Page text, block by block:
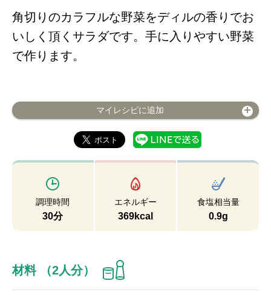
角切りのカラフルな野菜をディルの香りでお
いしく頂くサラダです。手に入りやすい野菜
で作ります。
マイレシピに追加
調理時間
30分
エネルギー
369kcal
食塩相当量
0.9g
材料 （2人分）